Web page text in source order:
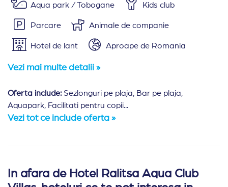
Aqua park / Tobogane Kids club
Parcare Animale de companie
Hotel de lant Aproape de Romania
Aquapark
Vezi mai multe detalii »
Oferta include:Sezlonguri pe plaja, Bar pe plaja,
Aquapark, Facilitati pentru copii...
Vezi tot ce include oferta »
Amplasare: Vile Ralitsa Aqua Club din Albena este
In afara de Hotel Ralitsa Aqua Club